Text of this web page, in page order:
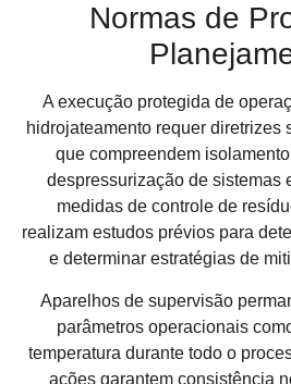
Normas de
A execução protegida de
hidrojateamento requer diretrizes
que compreendem
despressurização de sistemas
medidas de controle de
realizam estudos prévios para
e determinar estratégias de
Aparelhos de supervisão
parâmetros operacionais
temperatura durante todo o
ações garantem consistência